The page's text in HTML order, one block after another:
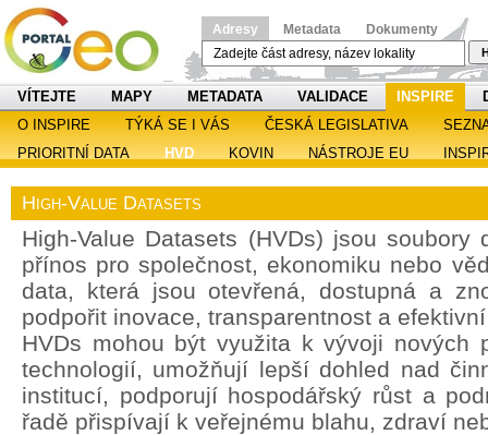
Adresy Metadata Dokumenty
VÍTEJTE MAPY METADATA VALIDACE INSPIRE
O INSPIRE
TÝKÁ SE I VÁS ČESKÁ LEGISLATIVA
PRIORITNÍ DATA
HVD KOVIN NÁSTROJE EU
High-Value Datasets
High-Value Datasets (HVDs) jsou
přínos pro společnost, ekonomiku nebo
data, která jsou otevřená, dostupná a
podpořit inovace, transparentnost a
HVDs mohou být využita k vývoji nových
technologií, umožňují lepší dohled nad
institucí, podporují hospodářský růst a
řadě přispívají k veřejnému blahu, zdraví